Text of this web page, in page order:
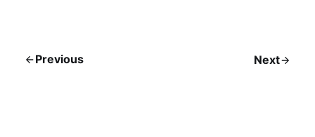
Previous Next